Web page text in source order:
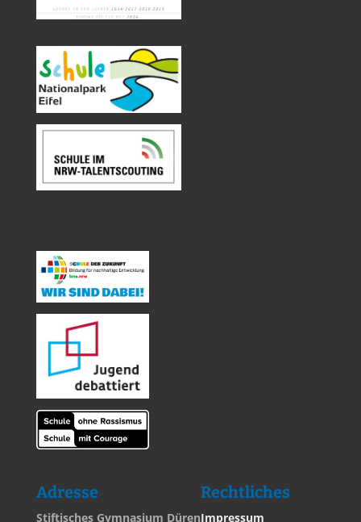
Adresse
Stiftisches Gymnasium Düren
Rechtliches
Impressum